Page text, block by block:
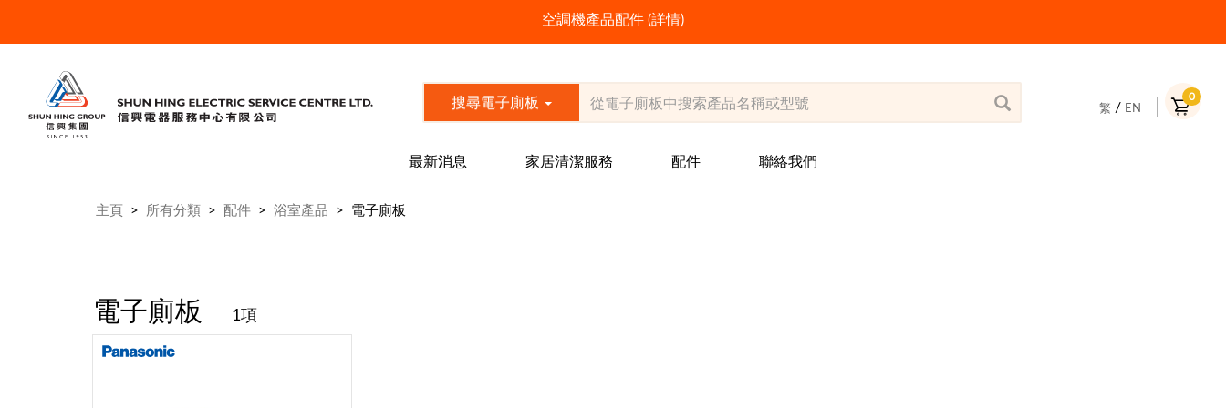
空調機產品配件(詳情)
搜尋電子廁板 繁 / EN
0
最新消息 家居清潔服務 配件 聯絡我們
主頁 > 所有分類 > 配件 > 浴室產品 > 電子廁板
電子廁板 1項